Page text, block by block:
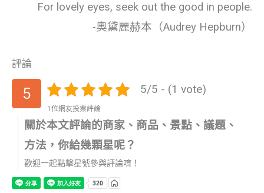
For lovely eyes, seek out the good in people.
-奧黛麗赫本（Audrey Hepburn）
評論
5 5/5 - (1 vote)
1位網友投票評論
關於本文評論的商家、商品、景點、議題、
方法，你給幾顆星呢？
歡迎一起點擊星號參與評論唷！